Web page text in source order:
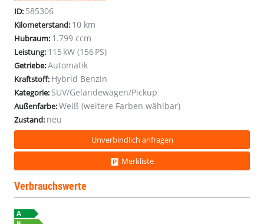
ID: 585306
Kilometerstand: 10 km
Hubraum: 1.799 ccm
Leistung: 115 kW (156 PS)
Getriebe:Automatik
Kraftstoff: Hybrid Benzin
Kategorie: SUV/Geländewagen/Pickup
Außenfarbe:Weiß (weitere Farben wählbar)
Zustand: neu
Unverbindlich anfragen
Merkliste
Verbrauchswerte